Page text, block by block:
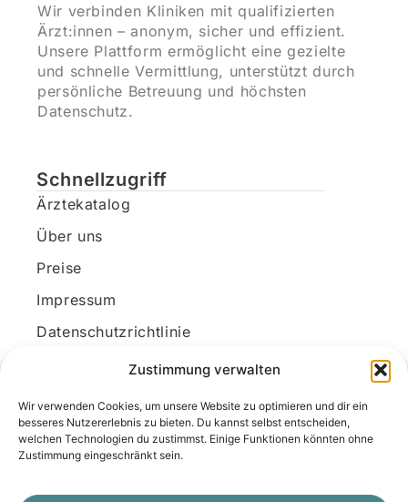
Zustimmung verwalten
Wir verwenden Cookies, um unsere Website zu optimieren und dir ein
besseres Nutzererlebnis zu bieten. Du kannst selbst entscheiden,
welchen Technologien du zustimmst. Einige Funktionen könnten ohne
Zustimmung eingeschränkt sein.
Wir verbinden Kliniken mit qualifizierten
Ärzt:innen – anonym, sicher und effizient.
Unsere Plattform ermöglicht eine gezielte
und schnelle Vermittlung, unterstützt durch
persönliche Betreuung und höchsten
Datenschutz.
Schnellzugriff
Ärztekatalog
Über uns
Preise
Impressum
Datenschutzrichtlinie
Kundenkonto
Unsere Kontaktdaten
E-Mail: kontakt@docanonym.com